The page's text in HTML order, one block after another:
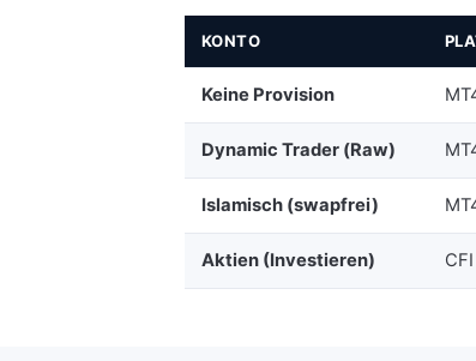
KONTO
Keine Provision
Dynamic Trader (Raw)
Islamisch (swapfrei)
Aktien (Investieren)